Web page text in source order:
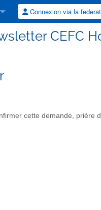
Connexion via la
CEFC
cette demande, prière